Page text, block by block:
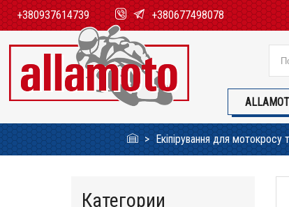
+380937614739 +380677498078
Екіпірування для мотокросу
Категории